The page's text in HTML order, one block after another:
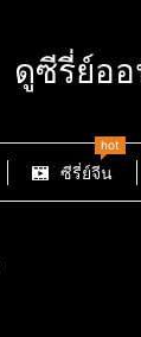
ดูซีรี่ย์อ
ซีรี่ย์จีน
hot